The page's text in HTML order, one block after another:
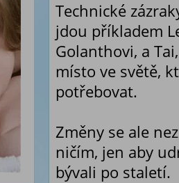
Technické
jdou příkladem
Golanthovi, a
místo ve světě,
potřebovat.
Změny se ale
ničím, jen aby
bývali po staletí.